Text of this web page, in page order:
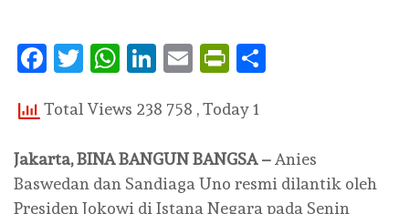
Facebook
Twitter
WhatsApp
LinkedIn
EmailPrintFriendly
Total Views 238 758 , Today 1
Jakarta, BINA BANGUN BANGSA – Anies
Baswedan dan Sandiaga Uno resmi dilantik oleh
Presiden Jokowi di Istana Negara pada Senin